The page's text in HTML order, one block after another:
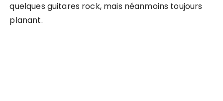
quelques guitares rock, mais néanmoins toujours
planant.